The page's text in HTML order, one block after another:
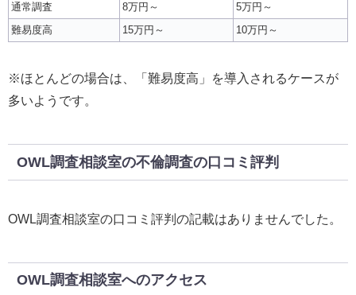
通常調査
8万円～
5万円～
難易度高
15万円～ 10万円～
※ほとんどの場合は、「難易度高」を導入されるケースが
多いようです。
OWL調査相談室の不倫調査の口コミ評判
OWL調査相談室の口コミ評判の記載はありませんでした。
OWL調査相談室へのアクセス